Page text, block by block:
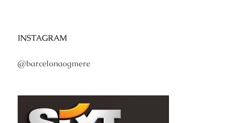
INSTAGRAM
@barcelonaogmere